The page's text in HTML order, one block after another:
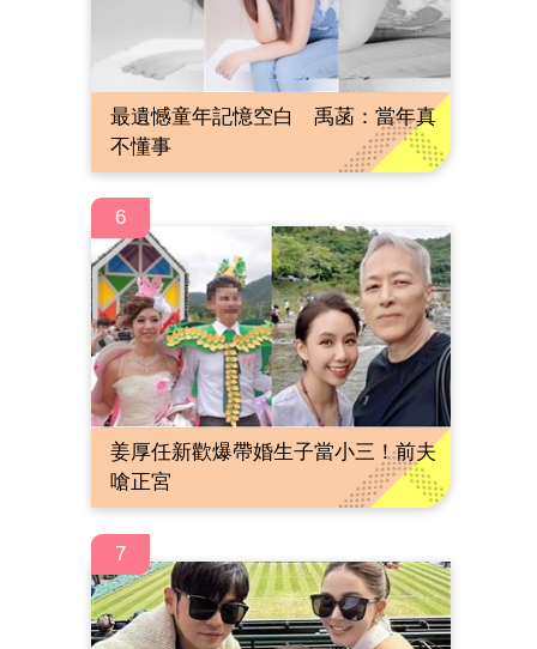
最遺憾童年記憶空白 禹菡：當年真
不懂事
6
姜厚任新歡爆帶婚生子當小三！前夫
嗆正宮
7